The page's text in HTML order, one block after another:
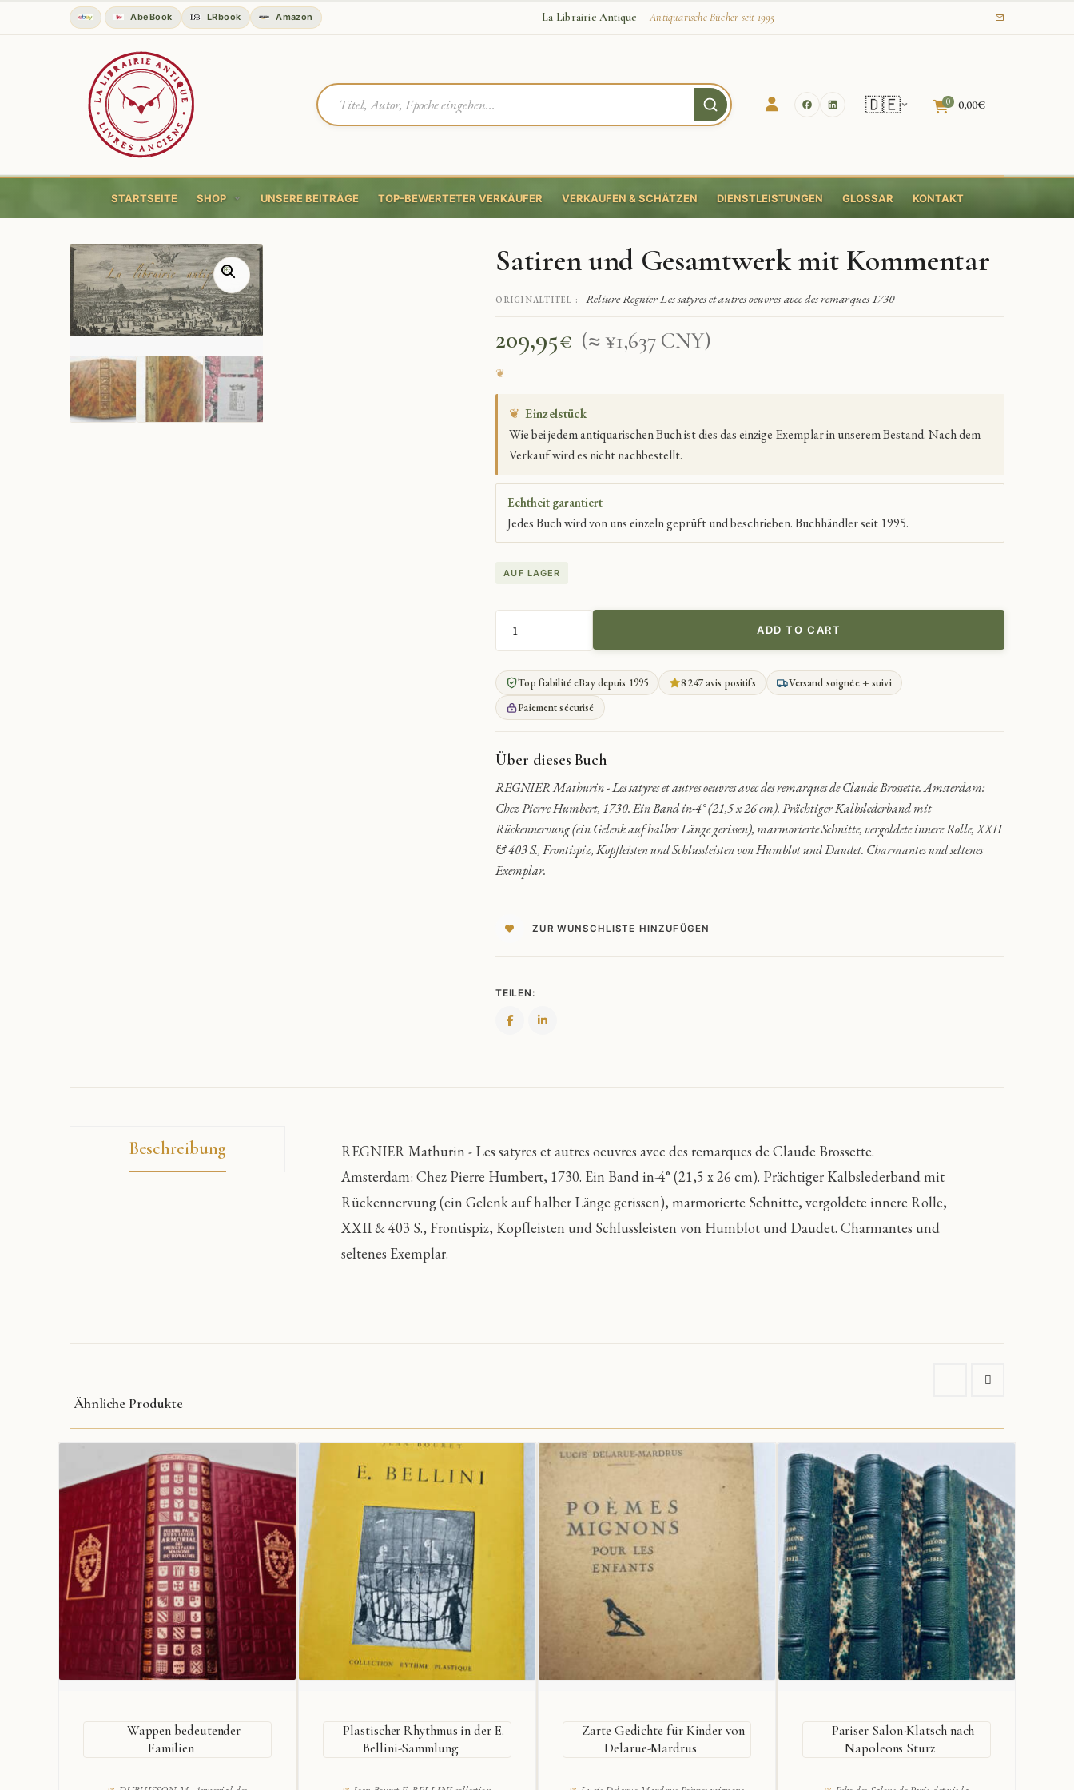
AbeBook LRbook Amazon La Librairie Antique · Antiquarische Bücher seit 1995
🇩🇪 0 0,00€
STARTSEITE SHOP UNSERE BEITRÄGE TOP-BEWERTETER VERKÄUFER VERKAUFEN & SCHÄTZEN DIENSTLEISTUNGEN GLOSSAR KONTAKT
Satiren und Gesamtwerk mit Kommentar
ORIGINALTITEL : Reliure Regnier Les satyres et autres oeuvres avec des remarques 1730
209,95€ (≈ ¥1,637 CNY)
❦ Einzelstück
Wie bei jedem antiquarischen Buch ist dies das einzige Exemplar in unserem Bestand. Nach dem
Verkauf wird es nicht nachbestellt.
Echtheit garantiert
Jedes Buch wird von uns einzeln geprüft und beschrieben. Buchhändler seit 1995.
AUF LAGER
SATIREN
UND
GESAMTWERK
MIT
KOMMENTAR
QUANTITY
ADD TO CART
Top fiabilité eBay depuis 1995 8 247 avis positifs
Versand soignée + suivi
Paiement sécurisé
Über dieses Buch
REGNIER Mathurin - Les satyres et autres oeuvres avec des remarques de Claude Brossette. Amsterdam:
Chez Pierre Humbert, 1730. Ein Band in-4° (21,5 x 26 cm). Prächtiger Kalbslederband mit
Rückennervung (ein Gelenk auf halber Länge gerissen), marmorierte Schnitte, vergoldete innere Rolle, XXII
& 403 S., Frontispiz, Kopfleisten und Schlussleisten von Humblot und Daudet. Charmantes und seltenes
Exemplar.
ZUR WUNSCHLISTE HINZUFÜGEN
TEILEN:
Beschreibung
REGNIER Mathurin - Les satyres et autres oeuvres avec des remarques de Claude Brossette.
Amsterdam: Chez Pierre Humbert, 1730. Ein Band in-4° (21,5 x 26 cm). Prächtiger Kalbslederband mit
Rückennervung (ein Gelenk auf halber Länge gerissen), marmorierte Schnitte, vergoldete innere Rolle,
XXII & 403 S., Frontispiz, Kopfleisten und Schlussleisten von Humblot und Daudet. Charmantes und
seltenes Exemplar.
Ähnliche Produkte
Wappen bedeutender
Familien
Plastischer Rhythmus in der E.
Bellini-Sammlung
Zarte Gedichte für Kinder von
Delarue-Mardrus
Pariser Salon-Klatsch nach
Napoleons Sturz